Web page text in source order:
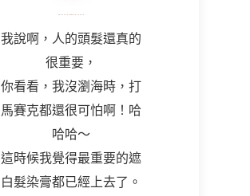
我說啊，人的頭髮還真的
很重要，
你看看，我沒瀏海時，打
馬賽克都還很可怕啊！哈
哈哈～
這時候我覺得最重要的遮
白髮染膏都已經上去了。